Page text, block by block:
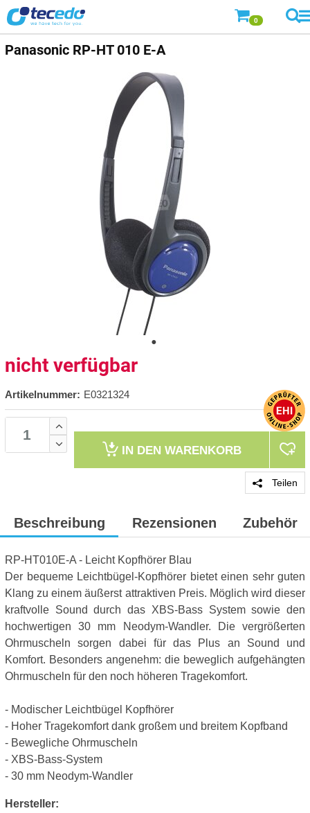
0
Panasonic RP-HT 010 E-A
nicht verfügbar
Artikelnummer: E0321324
IN DEN WARENKORB
Teilen
Beschreibung Rezensionen Zubehör
RP-HT010E-A - Leicht Kopfhörer Blau
Der bequeme Leichtbügel-Kopfhörer bietet einen sehr guten
Klang zu einem äußerst attraktiven Preis. Möglich wird dieser
kraftvolle Sound durch das XBS-Bass System sowie den
hochwertigen 30 mm Neodym-Wandler. Die vergrößerten
Ohrmuscheln sorgen dabei für das Plus an Sound und
Komfort. Besonders angenehm: die beweglich aufgehängten
Ohrmuscheln für den noch höheren Tragekomfort.
- Modischer Leichtbügel Kopfhörer
- Hoher Tragekomfort dank großem und breitem Kopfband
- Bewegliche Ohrmuscheln
- XBS-Bass-System
- 30 mm Neodym-Wandler
Hersteller: